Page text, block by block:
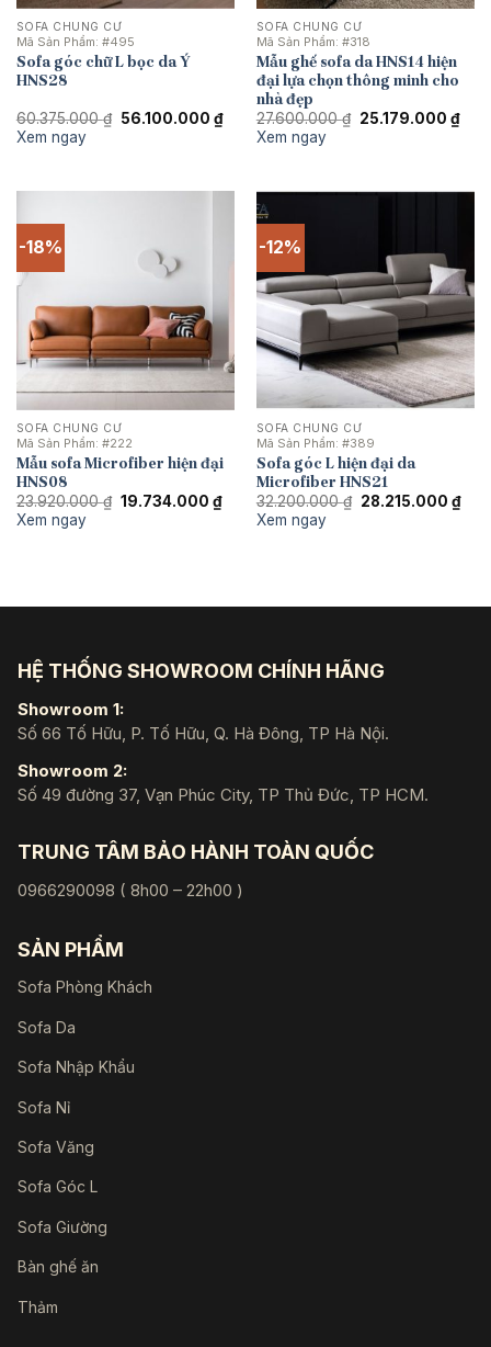
SOFA CHUNG CƯ
Mã Sản Phẩm: #495
Sofa góc chữ L bọc da Ý
HNS28
60.375.000₫ Giá
56.100.000 ₫Giá
hiện
Xem ngay
SOFA CHUNG CƯ
Mã Sản Phẩm: #318
Mẫu ghế sofa da HNS14 hiện
đại lựa chọn thông minh cho
nhà đẹp
27.600.000₫ Giá
25.179.000 ₫Giá
hiện
Xem ngay
-18%
SOFA CHUNG CƯ
Mã Sản Phẩm: #222
Mẫu sofa Microfiber hiện đại
HNS08
23.920.000₫ Giá
19.734.000 ₫Giá
hiện
Xem ngay
-12%
SOFA CHUNG CƯ
Mã Sản Phẩm: #389
Sofa góc L hiện đại da
Microfiber HNS21
32.200.000₫ Giá
28.215.000 ₫Giá
hiện
Xem ngay
HỆ THỐNG SHOWROOM CHÍNH HÃNG
Showroom 1:
Số 66 Tố Hữu, P. Tố Hữu, Q. Hà Đông, TP Hà Nội.
Showroom 2:
Số 49 đường 37, Vạn Phúc City, TP Thủ Đức, TP HCM.
TRUNG TÂM BẢO HÀNH TOÀN QUỐC
0966290098 ( 8h00 – 22h00 )
SẢN PHẨM
Sofa Phòng Khách
Sofa Da
Sofa Nhập Khẩu
Sofa Nỉ
Sofa Văng
Sofa Góc L
Sofa Giường
Bàn ghế ăn
Thảm